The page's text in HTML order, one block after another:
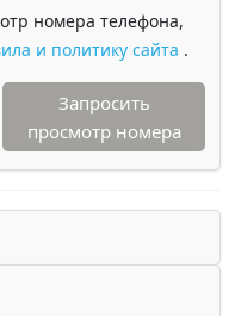
номера телефона,
и политику сайта .
Запросить
просмотр номера